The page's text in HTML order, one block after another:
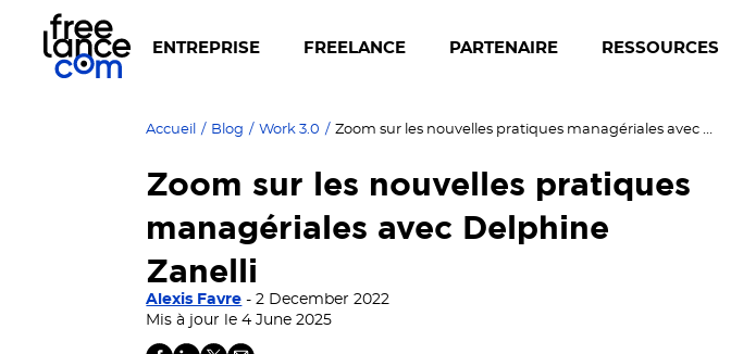
ENTREPRISE FREELANCE PARTENAIRE RESSOURCES
Accueil / Blog / Work 3.0 / Zoom sur les nouvelles pratiques managériales avec Delphine Zanelli
Zoom sur les nouvelles pratiques
managériales avec Delphine
Zanelli
Alexis Favre - 2 December 2022
Mis à jour le 4 June 2025